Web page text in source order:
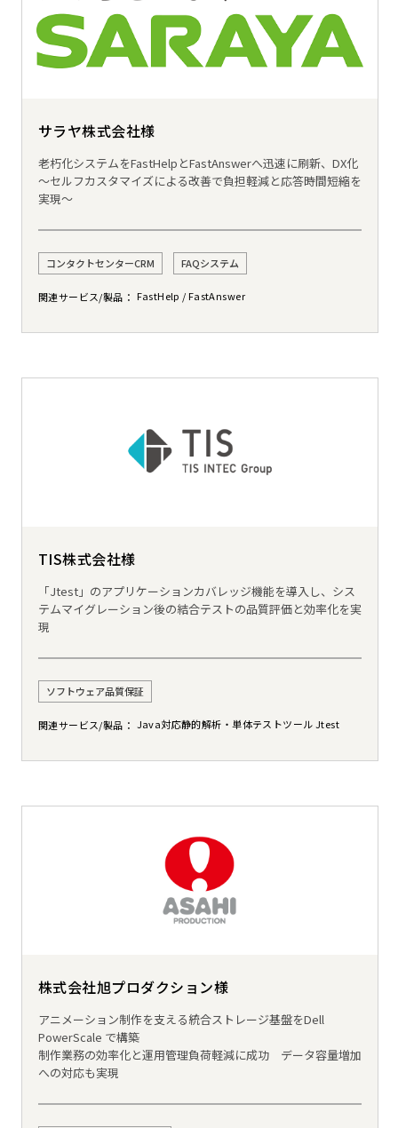
サラヤ株式会社様
老朽化システムをFastHelpとFastAnswerへ迅速に刷新、DX化
～セルフカスタマイズによる改善で負担軽減と応答時間短縮を
実現～
コンタクトセンターCRM FAQシステム
関連サービス/製品 FastHelp FastAnswer
TIS株式会社様
「Jtest」のアプリケーションカバレッジ機能を導入し、シス
テムマイグレーション後の結合テストの品質評価と効率化を実
現
ソフトウェア品質保証
関連サービス/製品 Java対応静的解析・単体テストツール Jtest
株式会社旭プロダクション様
アニメーション制作を支える統合ストレージ基盤をDell
PowerScale で構築
制作業務の効率化と運用管理負荷軽減に成功 データ容量増加
への対応も実現